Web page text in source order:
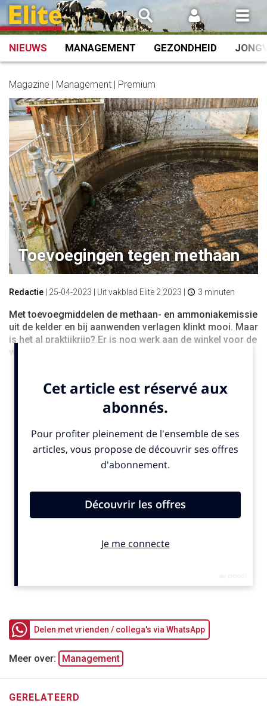
Spring
naar
inhoud
NIEUWS MANAGEMENT GEZONDHEID
Magazine | Management | Premium
Toevoegingen tegen methaan
Redactie 25-04-2023 | Uit vakblad Elite 2 2023 | 3 minuten
Met toevoegmiddelen de methaan- en ammoniakemissie
uit de kelder en bij aanwenden verlagen klinkt mooi. Maar
is het al praktijkrijp? Er is nog werk aan de winkel voor de
wetenschap.
Delen met vrienden / collega's via WhatsApp
Meer over: Management
GERELATEERD